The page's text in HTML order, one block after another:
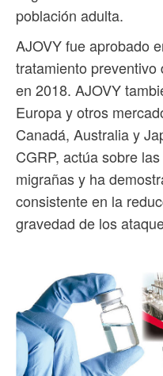
población adulta.
AJOVY fue aprobado
tratamiento
en 2018. AJOVY
Europa y otros
Canadá, Australia y
CGRP, actúa sobre
migrañas y ha
consistente en la
gravedad de los